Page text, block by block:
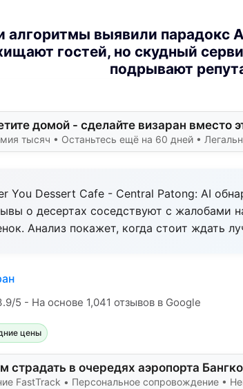
алгоритмы выявили парадокс
гостей, но скудный
подрывают
домой - сделайте визаран вместо
тысяч • Останьтесь ещё на 60 дней •
You Dessert Cafe - Central Patong: AI
о десертах соседствуют с жалобами
Анализ покажет, когда стоит ждать
5 - На основе 1,041 отзывов в Google
цены
страдать в очередях аэропорта
FastTrack • Персональное сопровождение •